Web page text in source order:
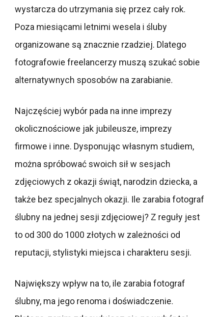
wystarcza do utrzymania się przez cały rok.
Poza miesiącami letnimi wesela i śluby
organizowane są znacznie rzadziej. Dlatego
fotografowie freelancerzy muszą szukać sobie
alternatywnych sposobów na zarabianie.
Najczęściej wybór pada na inne imprezy
okolicznościowe jak jubileusze, imprezy
firmowe i inne. Dysponując własnym studiem,
można spróbować swoich sił w sesjach
zdjęciowych z okazji świąt, narodzin dziecka, a
także bez specjalnych okazji. Ile zarabia fotograf
ślubny na jednej sesji zdjęciowej? Z reguły jest
to od 300 do 1000 złotych w zależności od
reputacji, stylistyki miejsca i charakteru sesji.
Największy wpływ na to, ile zarabia fotograf
ślubny, ma jego renoma i doświadczenie.